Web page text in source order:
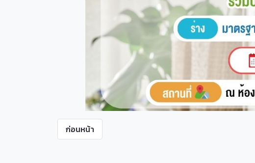
ก่อนหน้า